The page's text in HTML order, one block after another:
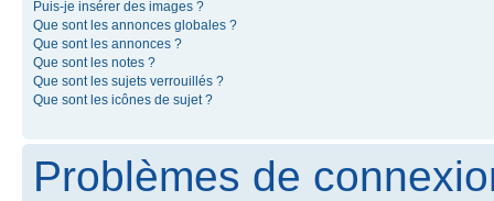
Puis-je insérer des images ?
Que sont les annonces globales ?
Que sont les annonces ?
Que sont les notes ?
Que sont les sujets verrouillés ?
Que sont les icônes de sujet ?
Problèmes de